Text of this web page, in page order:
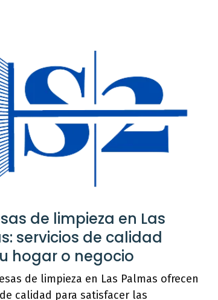
de limpieza en Las
servicios de calidad
hogar o negocio
de limpieza en Las Palmas ofrecen
calidad para satisfacer las